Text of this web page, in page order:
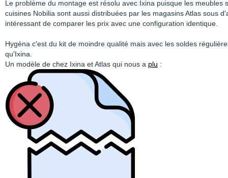
Le problème du montage est résolu avec Ixina puisque les meubles
cuisines Nobilia sont aussi distribuées par les magasins Atlas sous
intéressant de comparer les prix avec une configuration identique.
Hygéna c'est du kit de moindre qualité mais avec les soldes
qu'Ixina.
Un modèle de chez Ixina et Atlas qui nous a plu :